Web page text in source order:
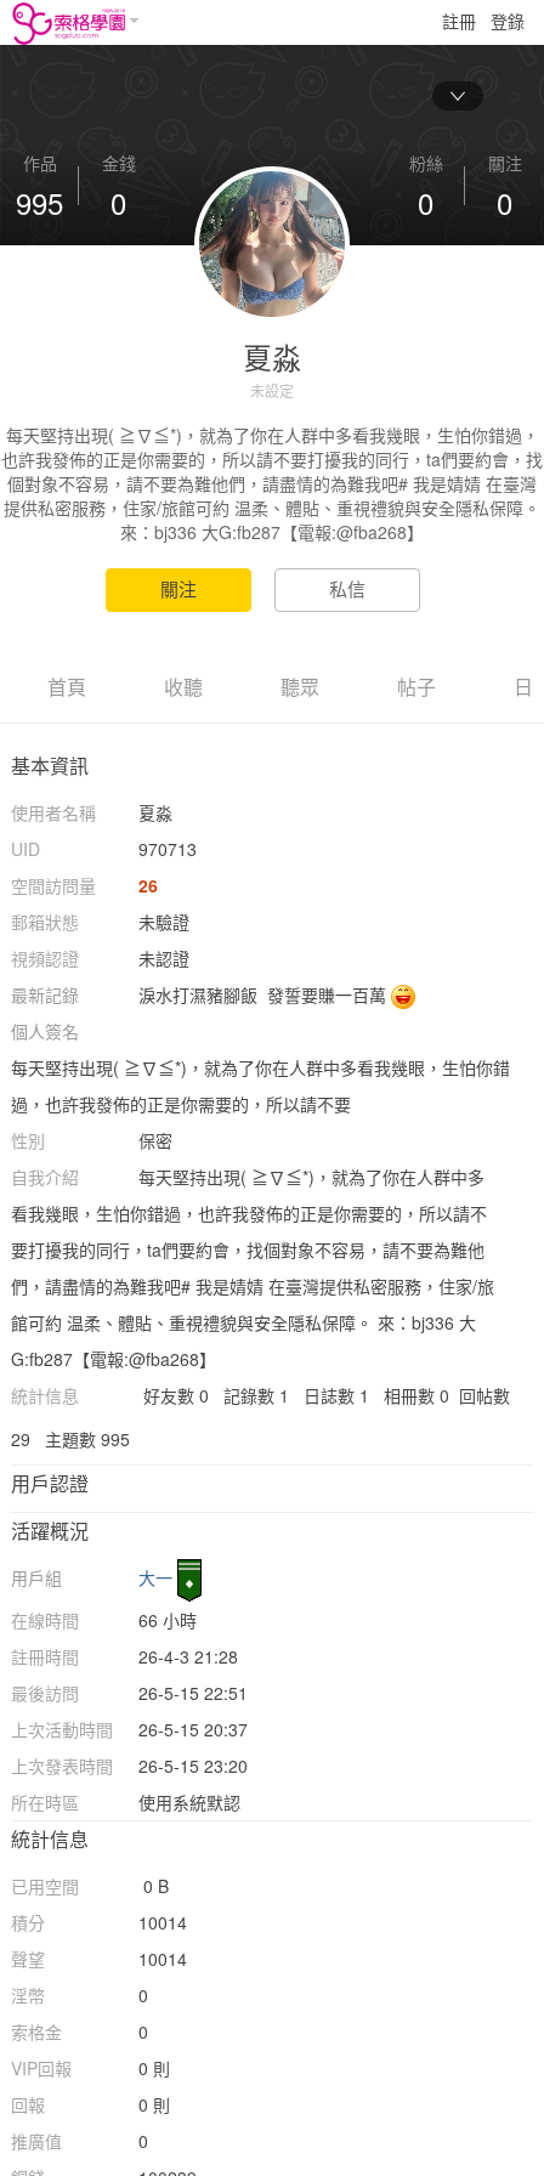
註冊 登錄
作品
995
金錢
0
關注
0
粉絲
0
夏淼
未設定
每天堅持出現( ≧∇≦*)，就為了你在人群中多看我幾眼，生怕你錯過，
也許我發佈的正是你需要的，所以請不要打擾我的同行，ta們要約會，找
個對象不容易，請不要為難他們，請盡情的為難我吧# 我是婧婧 在臺灣
提供私密服務，住家/旅館可約 温柔、體貼、重視禮貌與安全隱私保障。
來：bj336 大G:fb287【電報:@fba268】
首頁 收聽 聽眾 帖子 日
基本資訊
使用者名稱
夏淼
UID
970713
空間訪問量
26
郵箱狀態
未驗證
視頻認證
未認證
最新記錄
淚水打濕豬腳飯 發誓要賺一百萬
個人簽名
每天堅持出現( ≧∇≦*)，就為了你在人群中多看我幾眼，生怕你錯
過，也許我發佈的正是你需要的，所以請不要
性別
保密
自我介紹
每天堅持出現( ≧∇≦*)，就為了你在人群中多
看我幾眼，生怕你錯過，也許我發佈的正是你需要的，所以請不
要打擾我的同行，ta們要約會，找個對象不容易，請不要為難他
們，請盡情的為難我吧# 我是婧婧 在臺灣提供私密服務，住家/旅
館可約 温柔、體貼、重視禮貌與安全隱私保障。 來：bj336 大
G:fb287【電報:@fba268】
統計信息
好友數 0 記錄數 1 日誌數 1 相冊數 0 回帖數
29
主題數 995
用戶認證
活躍概況
用戶組
大一
在線時間
66 小時
註冊時間
26-4-3 21:28
最後訪問
26-5-15 22:51
上次活動時間
26-5-15 20:37
上次發表時間
26-5-15 23:20
所在時區
使用系統默認
統計信息
已用空間
0 B
積分
10014
聲望
10014
淫幣
0
索格金
0
VIP回報
0 則
回報
0 則
推廣值
0